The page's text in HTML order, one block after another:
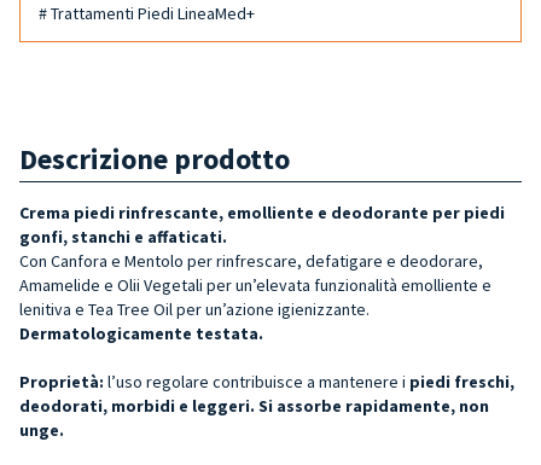
# Trattamenti Piedi LineaMed+
Descrizione prodotto
Crema piedi rinfrescante, emolliente e deodorante per piedi
gonfi, stanchi e affaticati.
Con Canfora e Mentolo per rinfrescare, defatigare e deodorare,
Amamelide e Olii Vegetali per un’elevata funzionalità emolliente e
lenitiva e Tea Tree Oil per un’azione igienizzante.
Dermatologicamente testata.
Proprietà: l’uso regolare contribuisce a mantenere i piedi freschi,
deodorati, morbidi e leggeri. Si assorbe rapidamente, non
unge.